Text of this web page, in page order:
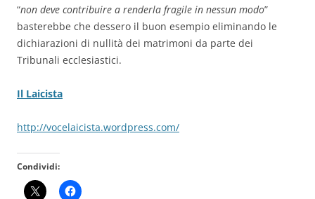
“non deve contribuire a renderla fragile in nessun modo”
basterebbe che dessero il buon esempio eliminando le
dichiarazioni di nullità dei matrimoni da parte dei
Tribunali ecclesiastici.
Il Laicista
http://vocelaicista.wordpress.com/
Condividi: